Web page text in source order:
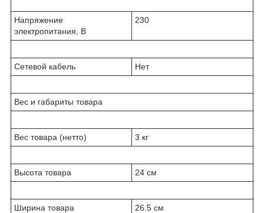
Напряжение
электропитания, В
230
Сетевой кабель Нет
Вес и габариты товара
Вес товара (нетто) 3 кг
Высота товара 24 см
Ширина товара 26.5 см